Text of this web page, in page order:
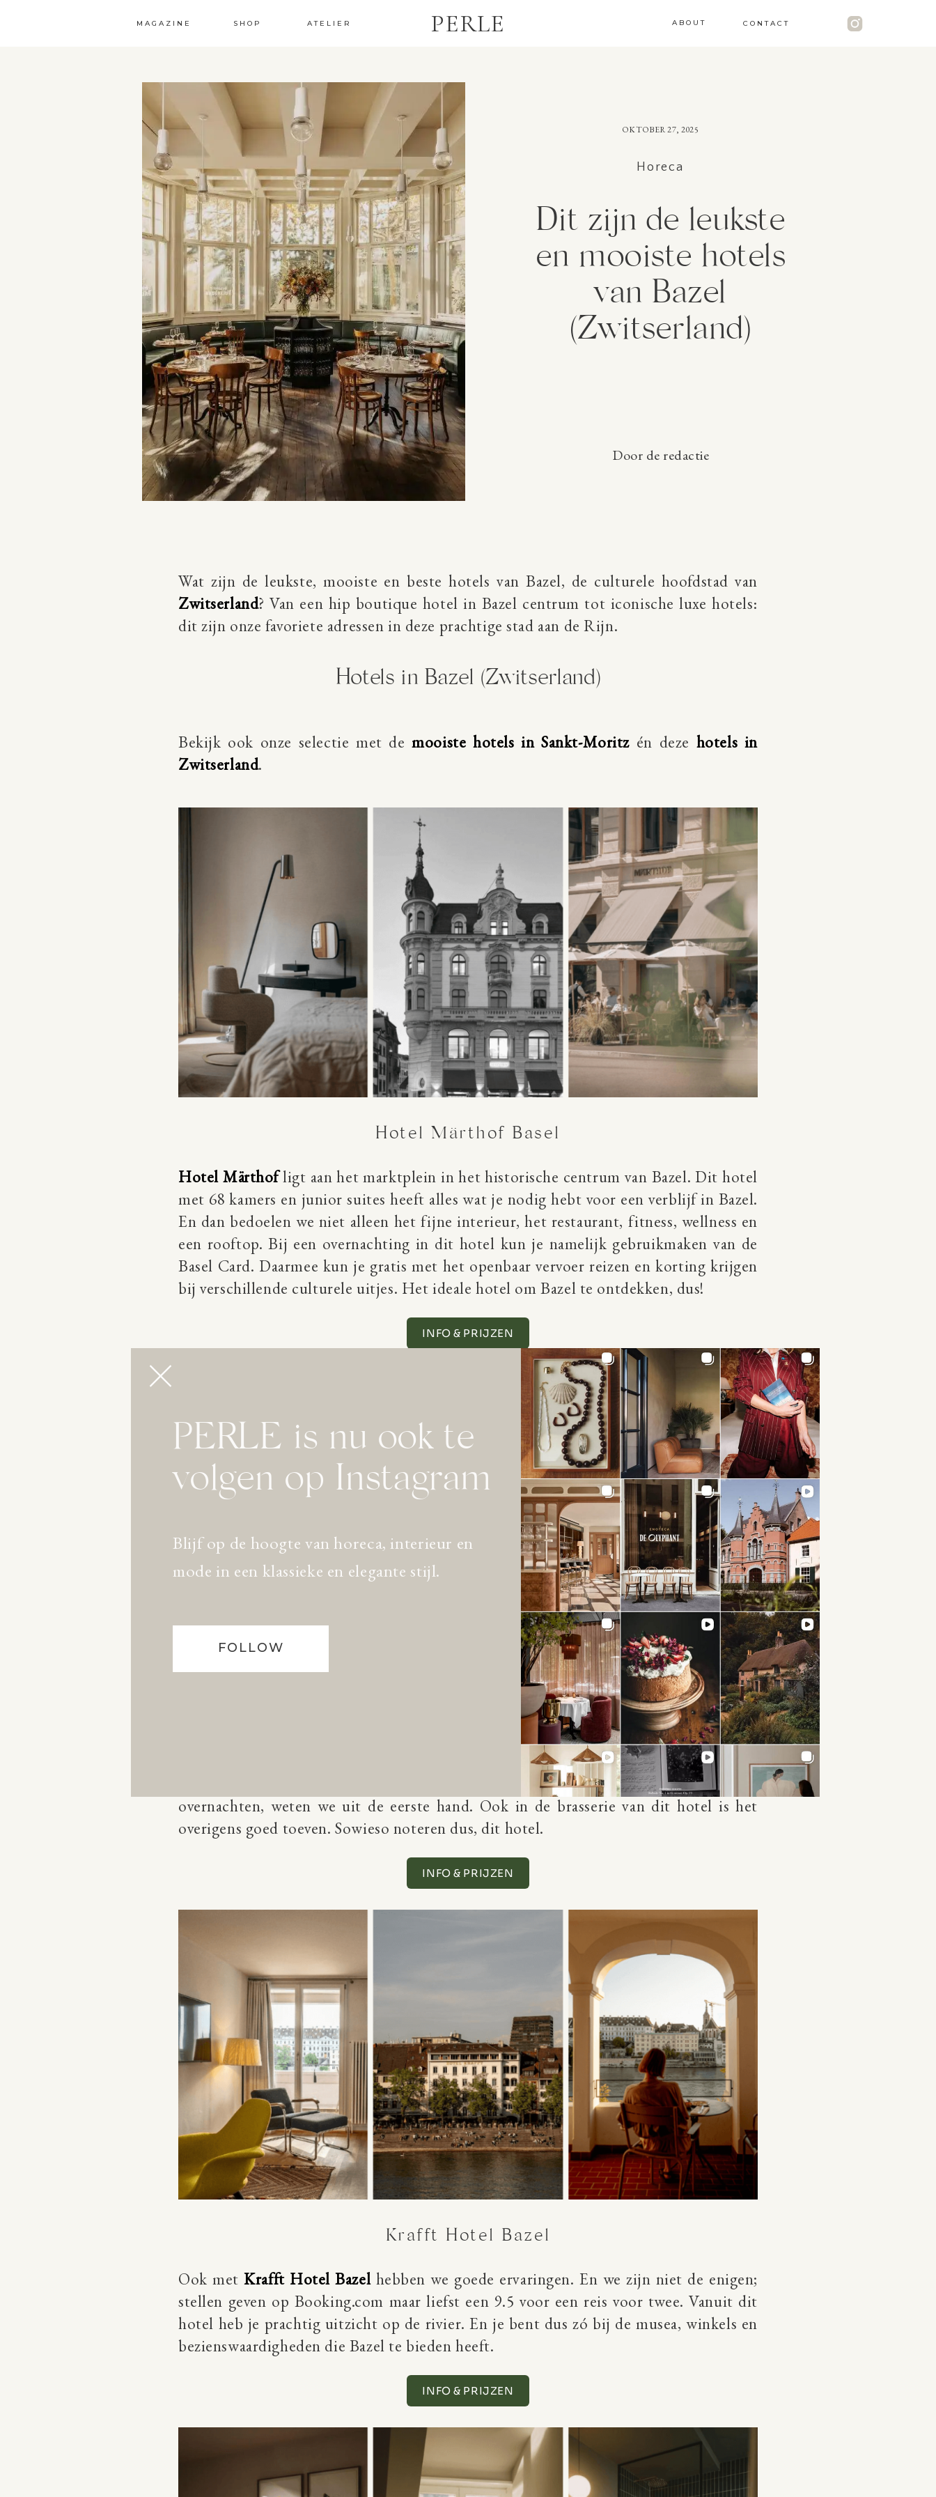
ABOUT CONTACT
PERLE
ATELIER
SHOP
MAGAZINE
OKTOBER 27, 2025
Dit zijn de leukste
en mooiste hotels
van Bazel
(Zwitserland)
Horeca
Door de redactie
Wat zijn de leukste, mooiste en beste hotels van Bazel, de culturele hoofdstad van
Zwitserland? Van een hip boutique hotel in Bazel centrum tot iconische luxe hotels:
dit zijn onze favoriete adressen in deze prachtige stad aan de Rijn.
Hotels in Bazel (Zwitserland)
Bekijk ook onze selectie met demooiste hotels in Sankt-Moritz én deze hotels in
Zwitserland.
Hotel Märthof Basel
Hotel Märthof ligt aan het marktplein in het historische centrum van Bazel. Dit hotel
met 68 kamers en junior suites heeft alles wat je nodig hebt voor een verblijf in Bazel.
En dan bedoelen we niet alleen het fijne interieur, het restaurant, fitness, wellness en
een rooftop. Bij een overnachting in dit hotel kun je namelijk gebruikmaken van de
Basel Card. Daarmee kun je gratis met het openbaar vervoer reizen en korting krijgen
bij verschillende culturele uitjes. Het ideale hotel om Bazel te ontdekken, dus!
INFO & PRIJZEN
Boutique & Design Hotel Volkshaus
Een van de hipste boutique hotels van Bazel is zonder twijfel Boutique & Design
. Het heeft een design-uitstraling, een steengoede locatie en allerlei
fijne extra’s, zoals een tuin, rooftop en een fitnesscentrum. Echt een feest om daar te
overnachten, weten we uit de eerste hand. Ook in de brasserie van dit hotel is het
overigens goed toeven. Sowieso noteren dus, dit hotel.
INFO & PRIJZEN
Krafft Hotel Bazel
Ook metKrafft Hotel Bazelhebben we goede ervaringen. En we zijn niet de enigen;
stellen geven op Booking.com maar liefst een 9.5 voor een reis voor twee. Vanuit dit
hotel heb je prachtig uitzicht op de rivier. En je bent dus zó bij de musea, winkels en
bezienswaardigheden die Bazel te bieden heeft.
INFO & PRIJZEN
PERLE is nu ook te
volgen op Instagram
Blijf op de hoogte van horeca, interieur en
mode in een klassieke en elegante stijl.
FOLLOW